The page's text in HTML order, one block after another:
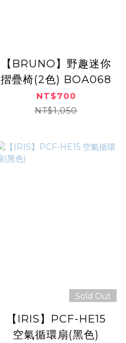
【BRUNO】野趣迷你
摺疊椅(2色) BOA068
NT$700
NT$1,050
Sold Out
【IRIS】PCF-HE15
空氣循環扇(黑色)